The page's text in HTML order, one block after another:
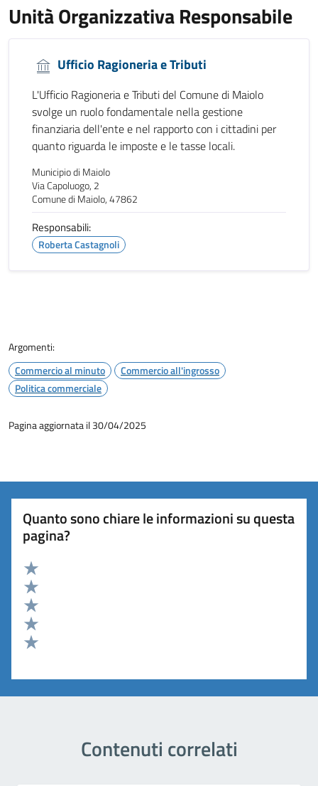
Unità Organizzativa Responsabile
Ufficio Ragioneria e Tributi
L'Ufficio Ragioneria e Tributi del Comune di Maiolo
svolge un ruolo fondamentale nella gestione
finanziaria dell'ente e nel rapporto con i cittadini per
quanto riguarda le imposte e le tasse locali.
Municipio di Maiolo
Via Capoluogo, 2
Comune di Maiolo, 47862
Responsabili:
Roberta Castagnoli
Argomenti:
Commercio al minuto
Commercio all'ingrosso
Politica commerciale
Pagina aggiornata il 30/04/2025
Quanto sono chiare le informazioni su questa
pagina?
Valuta 5 stelle su 5
Valuta 4 stelle su 5
Valuta 3 stelle su 5
Valuta 2 stelle su 5
Contenuti correlati